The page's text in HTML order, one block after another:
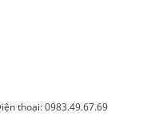
thoại: 0983.49.67.69